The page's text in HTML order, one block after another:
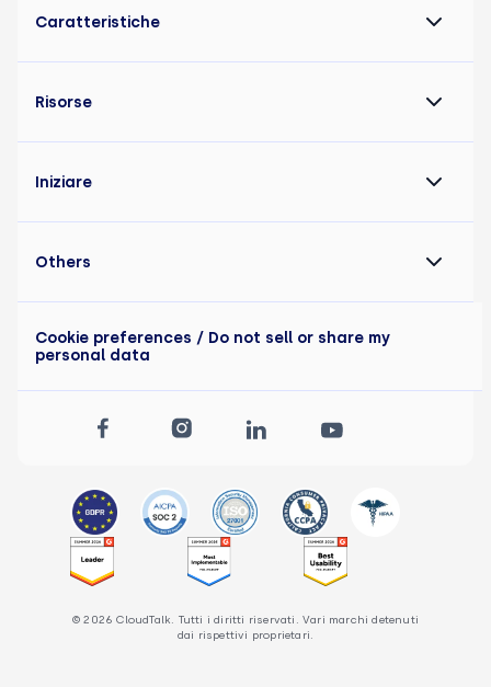
Caratteristiche
Risorse
Iniziare
© 2026 CloudTalk. Tutti i diritti riservati. Vari marchi detenuti
dai rispettivi proprietari.
Others
Cookie preferences / Do not sell or share my
personal data